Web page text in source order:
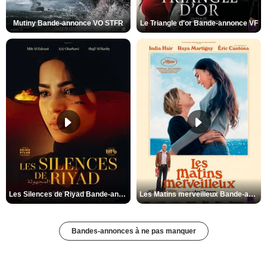
Mutiny Bande-annonce VO STFR Le Triangle d'or Bande-annonce VF
Les Silences de Riyad Bande-annonce VO STFR Les Matins merveilleux Bande-annonce VF
Bandes-annonces à ne pas manquer